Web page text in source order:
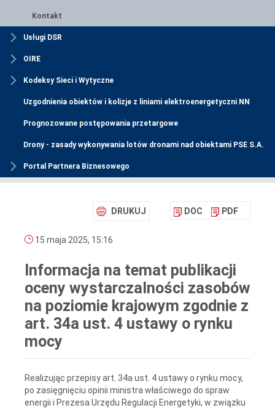
Kontakt
Usługi DSR
OIRE
Kodeksy Sieci i Wytyczne
Uzgodnienia obiektów i kolizje z liniami elektroenergetyczni NN
Prognozowane postępowania przetargowe
Drony - zasady wykonywania lotów dronami nad obiektami PSE S.A.
Portal Partnera Biznesowego
DRUKUJ DOC PDF
15 maja 2025, 15:16
Informacja na temat publikacji
oceny wystarczalności zasobów
na poziomie krajowym zgodnie z
art. 34a ust. 4 ustawy o rynku
mocy
Realizując przepisy art. 34a ust. 4 ustawy o rynku mocy,
po zasięgnięciu opinii ministra właściwego do spraw
energii i Prezesa Urzędu Regulacji Energetyki, w związku